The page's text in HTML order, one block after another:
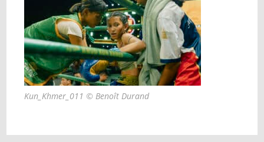
Kun_Khmer_011 © Benoît Durand